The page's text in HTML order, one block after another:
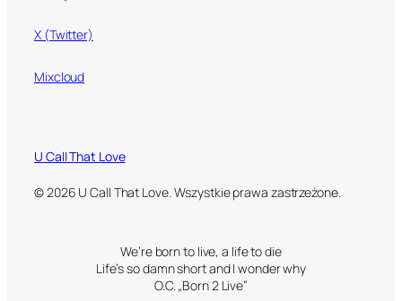
X (Twitter)
Mixcloud
U Call That Love
© 2026 U Call That Love. Wszystkie prawa zastrzeżone.
We’re born to live, a life to die
Life’s so damn short and I wonder why
O.C. „Born 2 Live”